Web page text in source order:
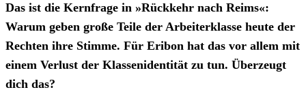
Das ist die Kernfrage in »Rückkehr nach Reims«:
Warum geben große Teile der Arbeiterklasse heute der
Rechten ihre Stimme. Für Eribon hat das vor allem mit
einem Verlust der Klassenidentität zu tun. Überzeugt
dich das?